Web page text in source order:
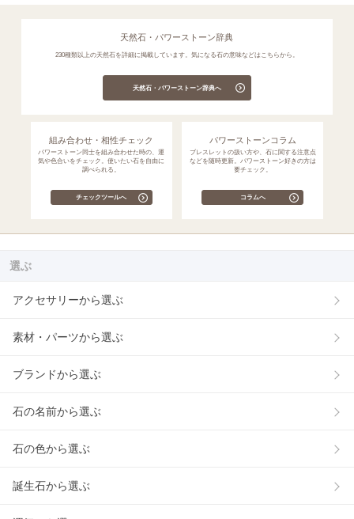
天然石・パワーストーン辞典
230種類以上の天然石を詳細に掲載しています。気になる石の意味などはこちらから。
天然石・パワーストーン辞典へ
組み合わせ・相性チェック
パワーストーン同士を組み合わせた時の、運
気や色合いをチェック。使いたい石を自由に
調べられる。
チェックツールへ
パワーストーンコラム
ブレスレットの扱い方や、石に関する注意点
などを随時更新。パワーストーン好きの方は
要チェック。
コラムへ
選ぶ
アクセサリーから選ぶ
素材・パーツから選ぶ
ブランドから選ぶ
石の名前から選ぶ
石の色から選ぶ
誕生石から選ぶ